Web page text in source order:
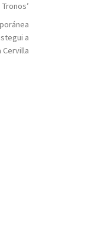
a
Cervilla